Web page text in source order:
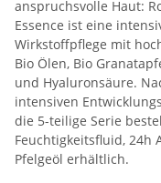
anspruchsvolle Haut:
Essence ist eine
Wirkstoffpflege mit
Bio Ölen, Bio
und Hyaluronsäure.
intensiven
die 5-teilige Serie
Feuchtigkeitsfluid, 24h
Pfelgeöl erhältlich.